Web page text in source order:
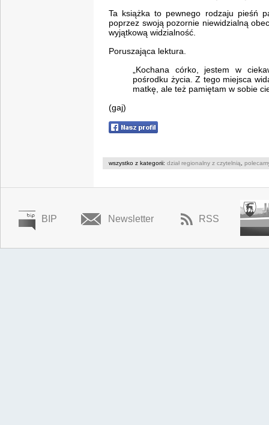
Ta książka to pewnego rodzaju pieśń
poprzez swoją pozornie niewidzialną
wyjątkową widzialność.
Poruszająca lektura.
„Kochana córko, jestem w
pośrodku życia. Z tego miejsca
matkę, ale też pamiętam w sobie
(gaj)
wszystko z kategorii: dział regionalny z czytelnią
BIP Newsletter RSS